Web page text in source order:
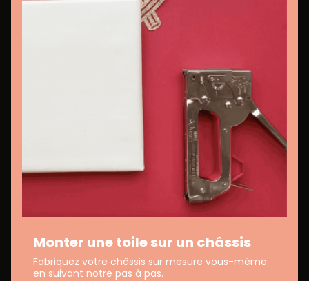
Monter une toile sur un châssis
Fabriquez votre châssis sur mesure vous-même
en suivant notre pas à pas.